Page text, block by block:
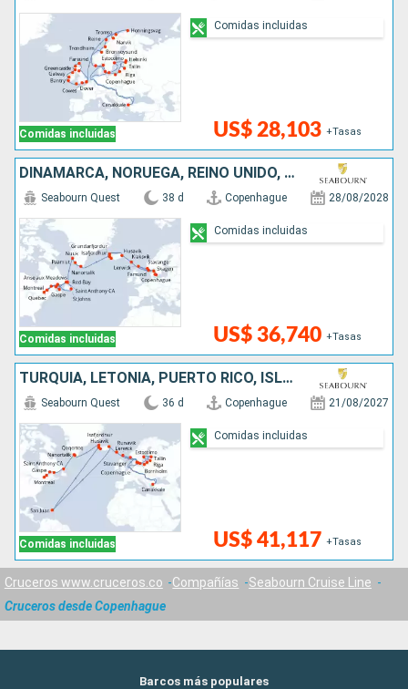
Comidas incluidas US$ 28,103 +Tasas
Comidas incluidas
DINAMARCA, NORUEGA, REINO UNIDO, FÉROES (ISLAS), ISLANDIA, GROENLANDIA, CANADÁ
Comidas incluidas
Seabourn Quest 38 d Copenhague 28/08/2028
US$ 36,740 +Tasas
Comidas incluidas
TURQUÍA, LETONIA, PUERTO RICO, ISLANDIA, DINAMARCA, CANADÁ, ESTONIA, POLONIA, SUECIA, FÉROES (ISLAS), LITUANIA, GROENLANDIA, NORUEGA, REINO UNIDO
Comidas incluidas
Seabourn Quest 36 d Copenhague 21/08/2027
US$ 41,117 +Tasas
Comidas incluidas
Cruceros www.cruceros.co Compañías
Seabourn Cruise Line
Cruceros desde Copenhague
Barcos más populares